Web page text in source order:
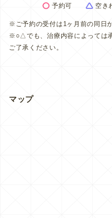
予約可 空き
※ご予約の受付は1ヶ月前の同日
※○△でも、治療内容によっては
ご了承ください。
マップ